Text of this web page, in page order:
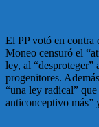
El PP votó en contra
Moneo censuró el
ley, al “desproteger”
progenitores.
“una ley radical”
anticonceptivo más”